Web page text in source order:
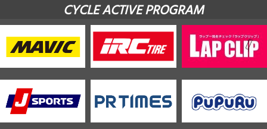
CYCLE ACTIVE PROGRAM